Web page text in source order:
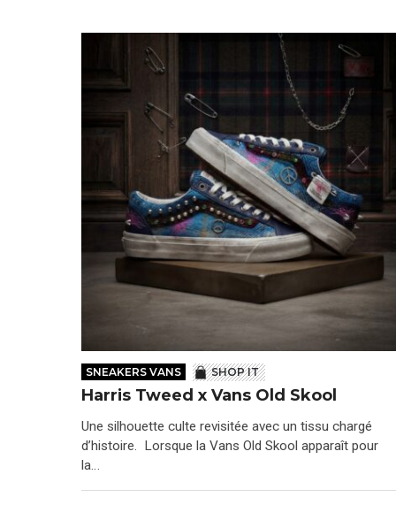
SNEAKERS VANS SHOP IT
Harris Tweed x Vans Old Skool
Une silhouette culte revisitée avec un tissu chargé
d’histoire. Lorsque la Vans Old Skool apparaît pour
la…